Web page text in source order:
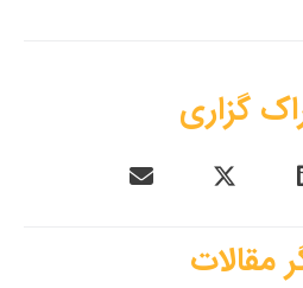
گزاری
مقالات